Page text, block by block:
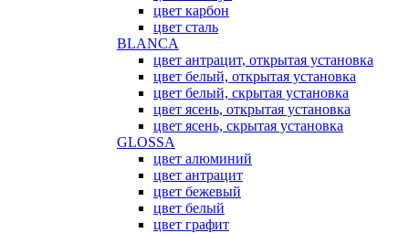
цвет карбон
цвет сталь
BLANCA
цвет антрацит, открытая установка
цвет белый, открытая установка
цвет белый, скрытая установка
цвет ясень, открытая установка
цвет ясень, скрытая установка
GLOSSA
цвет алюминий
цвет антрацит
цвет бежевый
цвет белый
цвет графит